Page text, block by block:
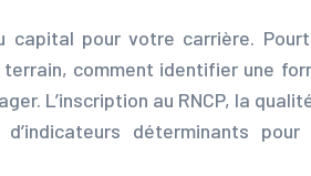
capital pour votre carrière.
comment identifier une
L’inscription au RNCP, la
déterminants